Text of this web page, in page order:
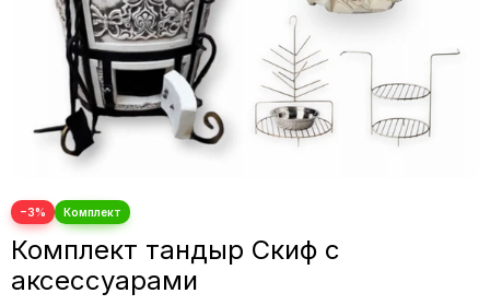
−3%
Комплект тандыр Скиф с
аксессуарами